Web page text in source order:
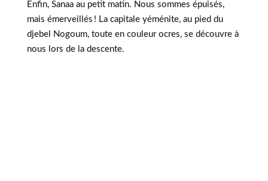
Enfin, Sanaa au petit matin. Nous sommes épuisés,
mais émerveillés ! La capitale yéménite, au pied du
djebel Nogoum, toute en couleur ocres, se découvre à
nous lors de la descente.